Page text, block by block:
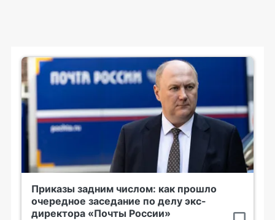
Приказы задним числом: как прошло
очередное заседание по делу экс-
директора «Почты России»